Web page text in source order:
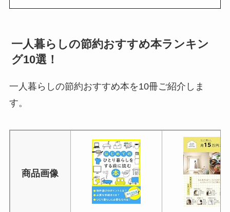
一人暮らしの節約おすすめ本ランキン
グ10選！
一人暮らしの節約おすすめ本を10冊ご紹介しま
す。
商品画像